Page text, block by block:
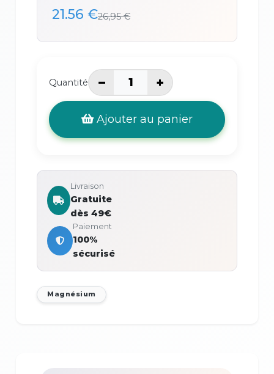
21.56 €26,95 €
Quantité − +
Ajouter au panier
Livraison
Gratuite
dès 49€
Paiement
100%
sécurisé
Magnésium